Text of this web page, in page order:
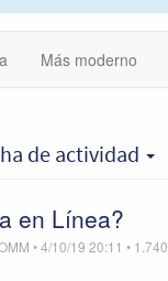
Más moderno
de actividad
en Línea?
•4/10/19 20:11 • 1.740